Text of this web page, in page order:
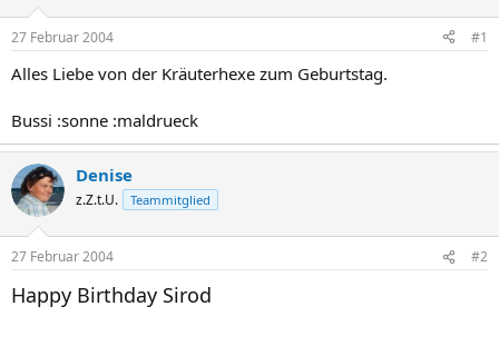
e
r
l
t
a
27 Februar 2004 #1
Alles Liebe von der Kräuterhexe zum Geburtstag.
Bussi :sonne :maldrueck
Denise
z.Z.t.U. Teammitglied
27 Februar 2004 #2
Happy Birthday Sirod